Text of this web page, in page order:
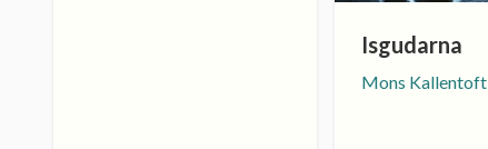
Isgudarna
Mons Kallentoft